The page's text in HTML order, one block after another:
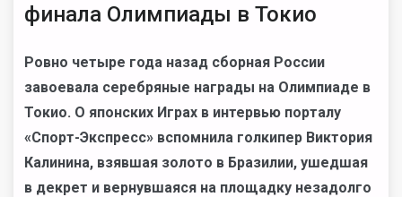
финала Олимпиады в Токио
Ровно четыре года назад сборная России
завоевала серебряные награды на Олимпиаде в
Токио. О японских Играх в интервью порталу
«Спорт-Экспресс» вспомнила голкипер Виктория
Калинина, взявшая золото в Бразилии, ушедшая
в декрет и вернувшаяся на площадку незадолго